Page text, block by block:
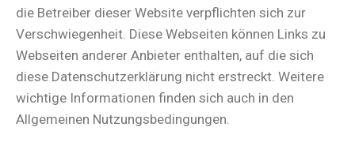
die Betreiber dieser Website verpflichten sich zur
Verschwiegenheit. Diese Webseiten können Links zu
Webseiten anderer Anbieter enthalten, auf die sich
diese Datenschutzerklärung nicht erstreckt. Weitere
wichtige Informationen finden sich auch in den
Allgemeinen Nutzungsbedingungen.